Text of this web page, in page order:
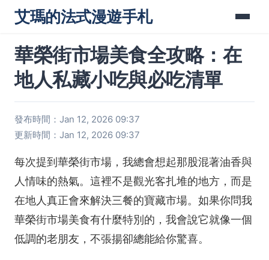
艾瑪的法式漫遊手札
華榮街市場美食全攻略：在
地人私藏小吃與必吃清單
發布時間：Jan 12, 2026 09:37
更新時間：Jan 12, 2026 09:37
每次提到華榮街市場，我總會想起那股混著油香與
人情味的熱氣。這裡不是觀光客扎堆的地方，而是
在地人真正會來解決三餐的寶藏市場。如果你問我
華榮街市場美食有什麼特別的，我會說它就像一個
低調的老朋友，不張揚卻總能給你驚喜。